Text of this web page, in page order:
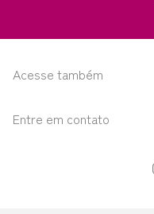
Acesse também
Entre em contato